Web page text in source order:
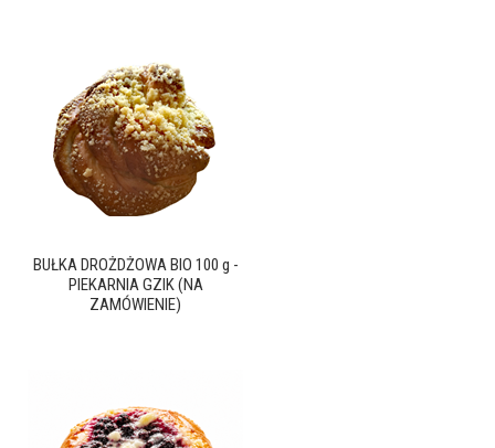
BUŁKA DROŻDŻOWA BIO 100 g -
PIEKARNIA GZIK (NA
ZAMÓWIENIE)